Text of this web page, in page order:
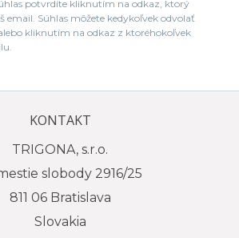
potvrdíte kliknutím na odkaz, ktorý
email. Súhlas môžete kedykoľvek odvolať
kliknutím na odkaz z ktoréhokoľvek
KONTAKT
TRIGONA, s.r.o.
slobody 2916/25
811 06 Bratislava
Slovakia